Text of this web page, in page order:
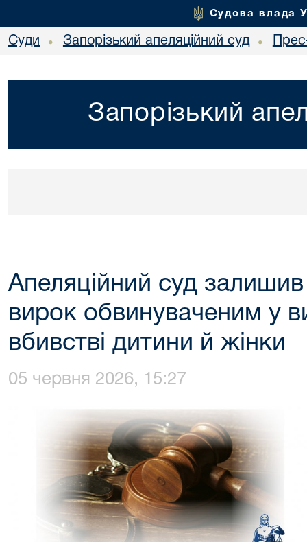
Судова влада
Суди • Запорізький апеляційний суд •
Запорізький
Апеляційний суд залишив
вирок обвинуваченим у
вбивстві дитини й жінки
05 червня 2026, 15:27